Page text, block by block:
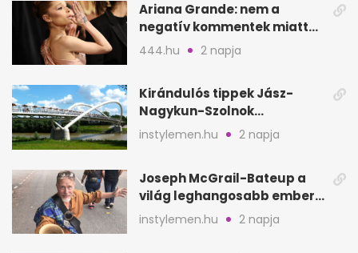
Ariana Grande: nem a
negatív kommentek miatt
vonul vissza
444.hu 2 napja
Kirándulós tippek Jász-
Nagykun-Szolnok
megyében: 6 kihagyhatatlan
hely
instylemen.hu 2 napja
Joseph McGrail-Bateup a
világ leghangosabb embere
lett Ausztráliából
instylemen.hu 2 napja